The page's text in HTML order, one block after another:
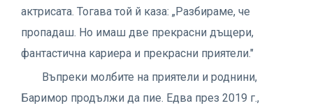
актрисата. Тогава той й каза: „Разбираме, че
пропадаш. Но имаш две прекрасни дъщери,
фантастична кариера и прекрасни приятели."
Въпреки молбите на приятели и роднини,
Баримор продължи да пие. Едва през 2019 г.,